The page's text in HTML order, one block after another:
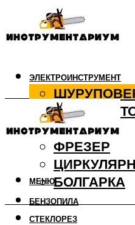
ЭЛЕКТРОИНСТРУМЕНТ
ДРЕЛЬ
ФРЕЗЕР
БОЛГАРКА
БЕНЗОПИЛА
СТЕКЛОРЕЗ
МЕНЮ